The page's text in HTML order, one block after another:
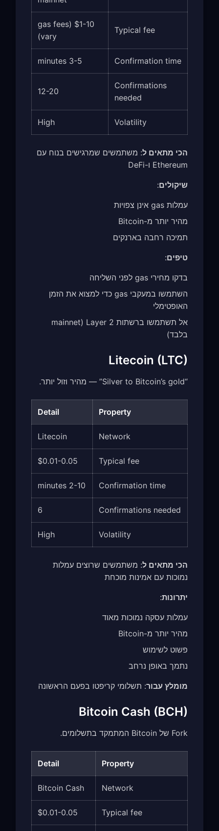
Typical fee
$1-10 (gas fees
vary)
Confirmation time
3-5 minutes
Confirmations
needed
12-20
Volatility
High
הכי מתאים ל: משתמשים שמרגישים בנוח עם
Ethereum ו-DeFi
שיקולים:
עמלות gas אינן צפויות
מהיר יותר מ-Bitcoin
תמיכה רחבה בארנקים
טיפים:
בדקו מחירי gas לפני השליחה
השתמשו במעקבי gas כדי למצוא את הזמן
האופטימלי
אל תשתמשו ברשתות Layer 2 (mainnet
בלבד)
Litecoin (LTC)
“Silver to Bitcoin’s gold” — מהיר וזול יותר.
Property
Detail
Network
Litecoin
Typical fee
$0.01-0.05
Confirmation time
2-10 minutes
Confirmations needed
6
Volatility
High
הכי מתאים ל: משתמשים שרוצים עמלות
נמוכות עם אמינות מוכחת
יתרונות:
עמלות עסקה נמוכות מאוד
מהיר יותר מ-Bitcoin
פשוט לשימוש
נתמך באופן נרחב
מומלץ עבור: תשלומי קריפטו בפעם הראשונה
Bitcoin Cash (BCH)
Fork של Bitcoin המתמקד בתשלומים.
Property
Detail
Network
Bitcoin Cash
Typical fee
$0.01-0.05